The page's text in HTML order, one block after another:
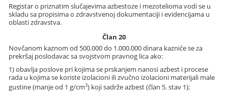
Registar o priznatim slučajevima azbestoze i mezotelioma vodi se u
skladu sa propisima o zdravstvenoj dokumentaciji i evidencijama u
oblasti zdravstva.
Član 20
Novčanom kaznom od 500.000 do 1.000.000 dinara kazniće se za
prekršaj poslodavac sa svojstvom pravnog lica ako:
1) obavlja poslove pri kojima se prskanjem nanosi azbest i procese
rada u kojima se koriste izolacioni ili zvučno izolacioni materijali male
gustine (manje od 1 g/cm3) koji sadrže azbest (član 5. stav 1);